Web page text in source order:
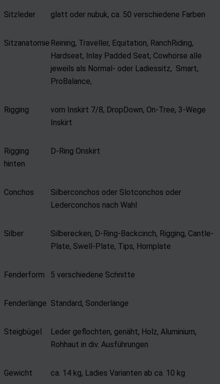
Sitzleder glatt oder nubuk, ca. 50 verschiedene Farben
Sitzanatomie Reining, Traveller, Equitation, RanchRiding,
Hardseat, Inlay Padded Seat, Cowhorse alle
jeweils als Normal- oder Ladiessitz, Smart,
ProBalance,
Rigging
vorn Inskirt 7/8, DropDown, On-Tree, 3-Wege
Inskirt
Rigging
hinten
D-Ring Onskirt
Conchos
Silberconchos oder Slotconchos oder
Lederconchos nach Wahl
Silber
Silberecken, D-Ring-Backcinch, Rigging, Cantle-
Plate, Swell-Plate, Tips, Hornplate
Fenderform 5 verschiedene Schnitte
Fenderlänge Standard, Sonderlänge
Steigbügel
Leder geflochten, genäht, Holz, Aluminium,
Rohhaut in div. Ausführungen
Gewicht ca. 14 kg, Ladies Varianten ab ca. 10 kg